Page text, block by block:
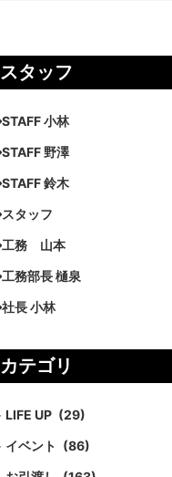
スタッフ
STAFF 小林
STAFF 野澤
STAFF 鈴木
スタッフ
工務 山本
工務部長 樋泉
社長 小林
カテゴリ
LIFE UP (29)
イベント (86)